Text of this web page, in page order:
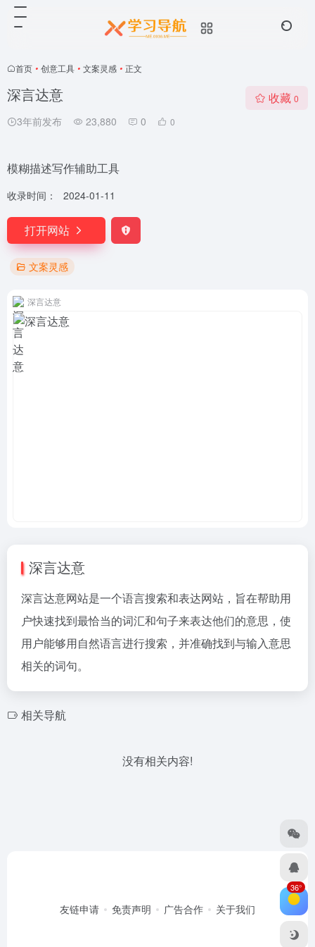
首页 • 创意工具 • 文案灵感 • 正文
深言达意
3年前发布 23,880 0 0
收藏 0
模糊描述写作辅助工具
收录时间： 2024-01-11
打开网站
文案灵感
深言达意
深言达意
深言达意网站是一个语言搜索和表达网站，旨在帮助用
户快速找到最恰当的词汇和句子来表达他们的意思，使
用户能够用自然语言进行搜索，并准确找到与输入意思
相关的词句。
相关导航
没有相关内容!
友链申请 免责声明 广告合作 关于我们
36°